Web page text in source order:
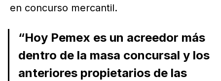
en concurso mercantil.
“Hoy Pemex es un acreedor más
dentro de la masa concursal y los
anteriores propietarios de las